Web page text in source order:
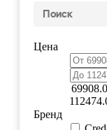
Цена
Бренд